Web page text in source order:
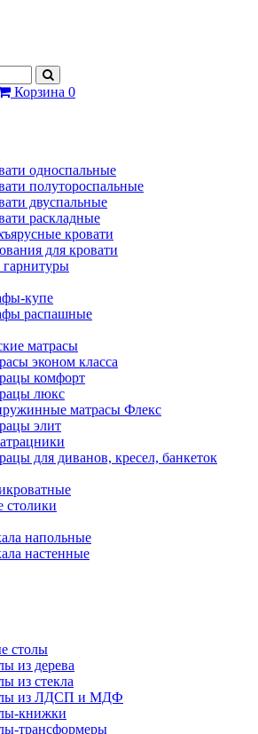
Корзина 0
односпальные
полутороспальные
двуспальные
раскладные
кровати
для кровати
купе
распашные
матрасы
эконом класса
комфорт
люкс
матрасы Флекс
элит
для диванов, кресел, банкеток
столики
напольные
настенные
столы
из дерева
из стекла
из ЛДСП и МДФ
книжки
трансформеры